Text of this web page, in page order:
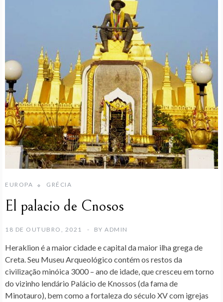
EUROPA GRÉCIA
El palacio de Cnosos
18 DE OUTUBRO, 2021 BY ADMIN
Heraklioné a maior cidade e capital da maior ilha grega de
Creta. Seu Museu Arqueológico contém os restos da
civilização minóica 3000 – ano de idade, que cresceu em torno
do vizinho lendário Palácio de Knossos (da fama de
Minotauro), bem como a fortaleza do século XV com igrejas